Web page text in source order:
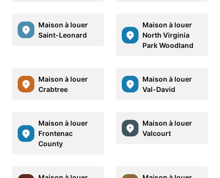
Maison à louer
Saint-Leonard
Maison à louer
North Virginia
Park Woodland
Maison à louer
Crabtree
Maison à louer
Val-David
Maison à louer
Frontenac
County
Maison à louer
Valcourt